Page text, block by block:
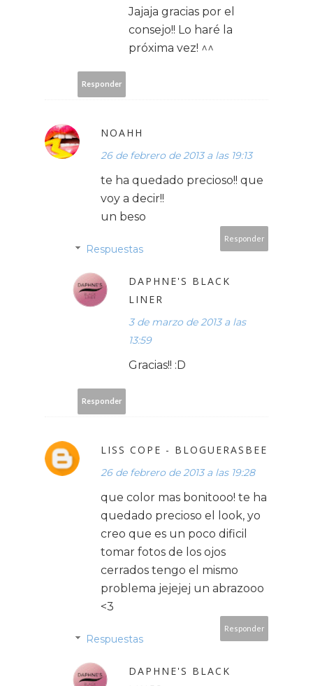
Jajaja gracias por el
consejo!! Lo haré la
próxima vez! ^^
Responder
NOAHH
26 de febrero de 2013 a las 19:13
te ha quedado precioso!! que
voy a decir!!
un beso
Responder
Respuestas
DAPHNE'S BLACK
LINER
3 de marzo de 2013 a las
13:59
Gracias!! :D
Responder
LISS COPE - BLOGUERASBEE
26 de febrero de 2013 a las 19:28
que color mas bonitooo! te ha
quedado precioso el look, yo
creo que es un poco dificil
tomar fotos de los ojos
cerrados tengo el mismo
problema jejejej un abrazooo
<3
Responder
Respuestas
DAPHNE'S BLACK